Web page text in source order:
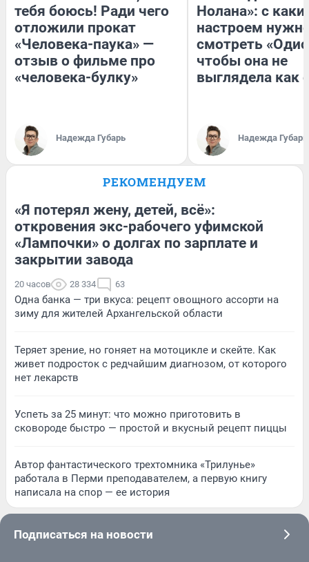
тебя боюсь! Ради чего
отложили прокат
«Человека-паука» —
отзыв о фильме про
«человека-булку»
Надежда Губарь
Нолана»: с
настроем
смотреть
чтобы она не
выглядела как
Надежда Губарь
РЕКОМЕНДУЕМ
«Я потерял жену, детей, всё»:
откровения экс-рабочего уфимской
«Лампочки» о долгах по зарплате и
закрытии завода
20 часов 28 334 63
Одна банка — три вкуса: рецепт овощного ассорти на
зиму для жителей Архангельской области
Теряет зрение, но гоняет на мотоцикле и скейте. Как
живет подросток с редчайшим диагнозом, от которого
нет лекарств
Успеть за 25 минут: что можно приготовить в
сковороде быстро — простой и вкусный рецепт пиццы
Автор фантастического трехтомника «Трилунье»
работала в Перми преподавателем, а первую книгу
написала на спор — ее история
Подписаться на новости